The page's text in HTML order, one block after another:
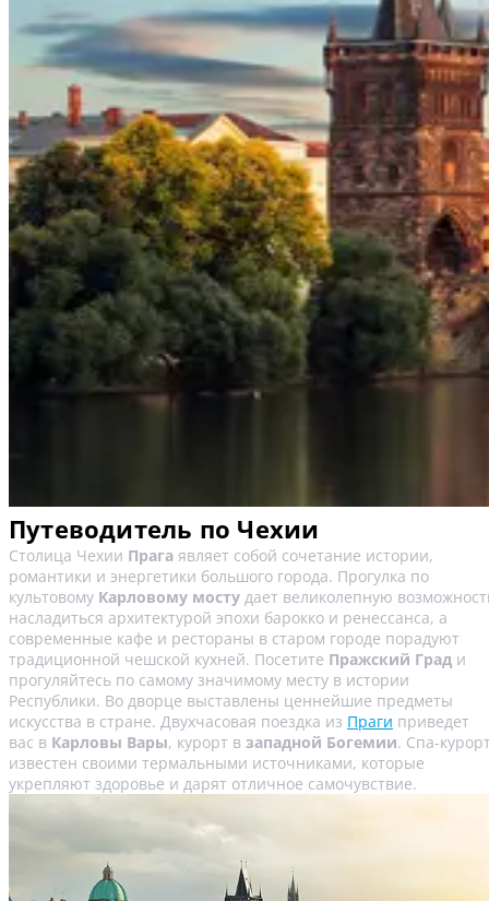
Путеводитель по Чехии
Столица Чехии Прага являет собой сочетание истории,
романтики и энергетики большого города. Прогулка по
культовому Карловому мосту дает великолепную
насладиться архитектурой эпохи барокко и ренессанса, а
современные кафе и рестораны в старом городе порадуют
традиционной чешской кухней. Посетите Пражский Град и
прогуляйтесь по самому значимому месту в истории
Республики. Во дворце выставлены ценнейшие предметы
искусства в стране. Двухчасовая поездка из Праги приведет
вас в Карловы Вары, курорт в западной Богемии. Спа-
известен своими термальными источниками, которые
укрепляют здоровье и дарят отличное самочувствие.